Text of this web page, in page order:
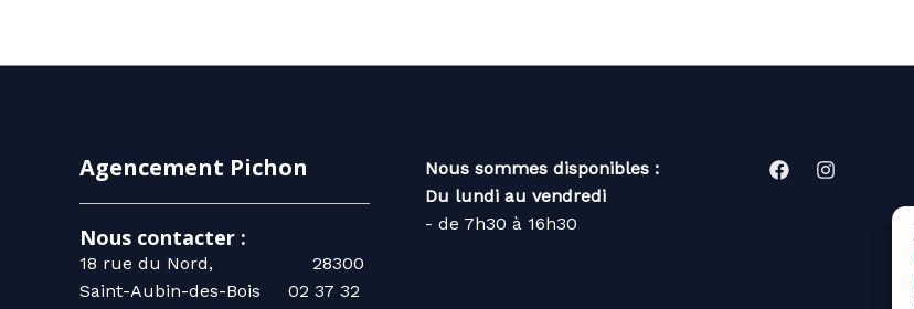
Agencement Pichon
Nous contacter :
18 rue du Nord, 28300
Saint-Aubin-des-Bois
02 37 32
Nous sommes disponibles :
Du lundi au vendredi
- de 7h30 à 16h30